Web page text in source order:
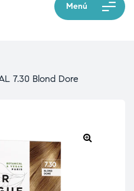
Menú
7.30 Blond Dore